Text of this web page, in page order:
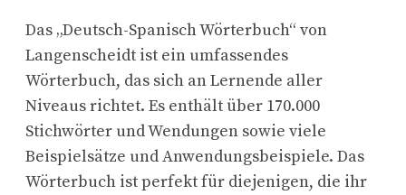
Das „Deutsch-Spanisch Wörterbuch“ von
Langenscheidt ist ein umfassendes
Wörterbuch, das sich an Lernende aller
Niveaus richtet. Es enthält über 170.000
Stichwörter und Wendungen sowie viele
Beispielsätze und Anwendungsbeispiele. Das
Wörterbuch ist perfekt für diejenigen, die ihr